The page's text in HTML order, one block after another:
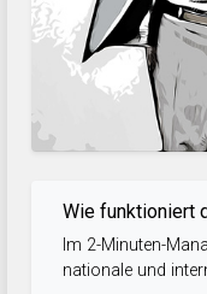
Wie funktioniert
Im 2-Minuten-
nationale und